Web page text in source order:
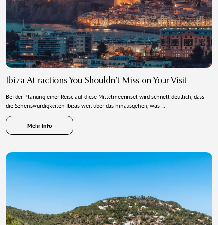
Ibiza Attractions You Shouldn’t Miss on Your Visit
Bei der Planung einer Reise auf diese Mittelmeerinsel wird schnell deutlich, dass
die Sehenswürdigkeiten Ibizas weit über das hinausgehen, was …
Mehr Info